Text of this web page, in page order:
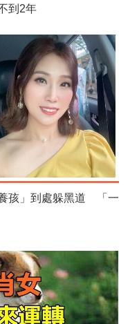
到2年
孩」到處躲黑道 「一